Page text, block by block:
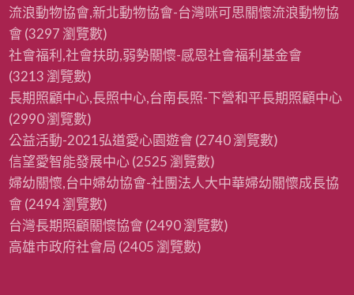
流浪動物協會,新北動物協會-台灣咪可思關懷流浪動物協
會 (3297 瀏覽數)
社會福利,社會扶助,弱勢關懷-感恩社會福利基金會
(3213 瀏覽數)
長期照顧中心,長照中心,台南長照-下營和平長期照顧中心
(2990 瀏覽數)
公益活動-2021弘道愛心園遊會 (2740 瀏覽數)
信望愛智能發展中心(2525 瀏覽數)
婦幼關懷,台中婦幼協會-社團法人大中華婦幼關懷成長協
會 (2494 瀏覽數)
台灣長期照顧關懷協會 (2490 瀏覽數)
高雄市政府社會局 (2405 瀏覽數)